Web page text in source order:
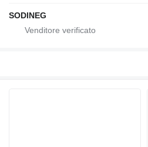
SODINEG